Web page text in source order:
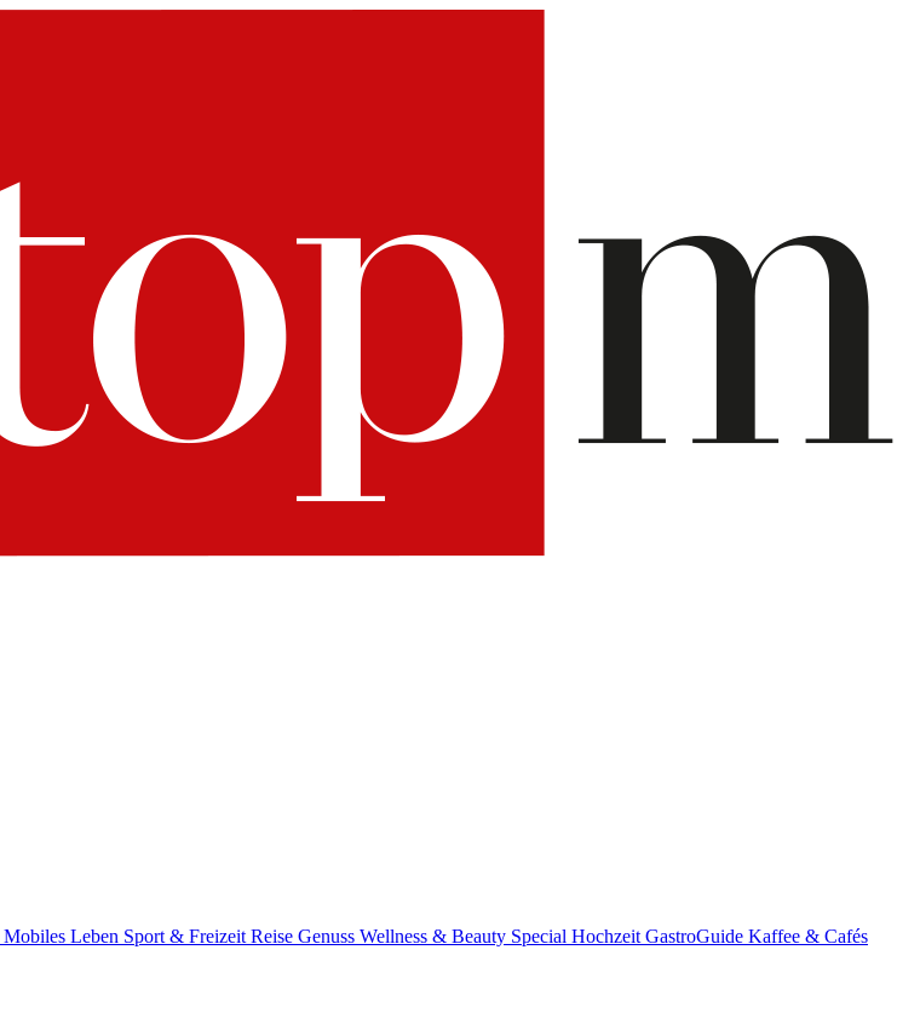
Mobiles Leben Sport & Freizeit Reise Genuss Wellness & Beauty Special Hochzeit GastroGuide Kaffee & Cafés